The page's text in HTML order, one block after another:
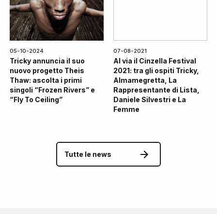
05-10-2024
Tricky annuncia il suo
nuovo progetto Theis
Thaw: ascolta i primi
singoli “Frozen Rivers” e
“Fly To Ceiling”
07-08-2021
Al via il Cinzella Festival
2021: tra gli ospiti Tricky,
Almamegretta, La
Rappresentante di Lista,
Daniele Silvestri e La
Femme
Tutte le news